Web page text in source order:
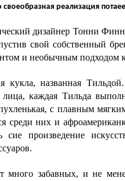
своеобразная реализация
дизайнер Тонни
свой собственный
и необычным подходом
кукла, названная
каждая Тильда
с плавным
среди них и
сие произведение
много забавных, и не